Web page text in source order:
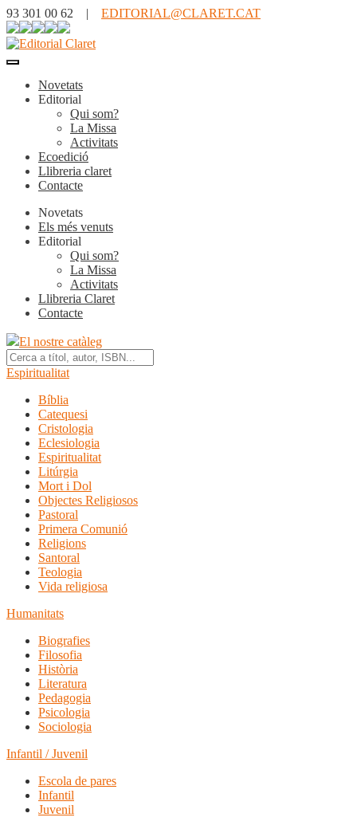
93 301 00 62 | EDITORIAL@CLARET.CAT
Novetats
Editorial
Qui som?
La Missa
Activitats
Ecoedició
Llibreria claret
Contacte
Novetats
Els més venuts
Editorial
Qui som?
La Missa
Activitats
Llibreria Claret
Contacte
El nostre catàleg
Espiritualitat
Bíblia
Catequesi
Cristologia
Eclesiologia
Espiritualitat
Litúrgia
Mort i Dol
Objectes Religiosos
Pastoral
Primera Comunió
Religions
Santoral
Teologia
Vida religiosa
Humanitats
Biografies
Filosofia
Història
Literatura
Pedagogia
Psicologia
Sociologia
Infantil / Juvenil
Escola de pares
Infantil
Juvenil